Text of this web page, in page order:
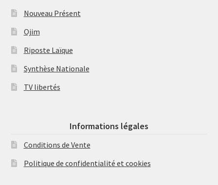
Nouveau Présent
Ojim
Riposte Laïque
Synthèse Nationale
TV libertés
Informations légales
Conditions de Vente
Politique de confidentialité et cookies